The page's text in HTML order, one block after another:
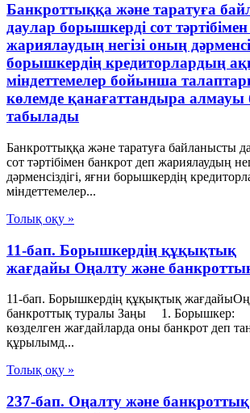
Банкроттыққа және таратуға
даулар борышкерді сот
жариялаудың негізі оның
борышкердің кредиторлардың
міндеттемелер бойынша
көлемде қанағаттандыра
табылады
Банкроттыққа және таратуға байланысты
сот тәртібімен банкрот деп жариялаудың
дәрменсіздігі, яғни борышкердің
міндеттемелер...
Толық оқу »
11-бап. Борышкердің құқықтық
жағдайы Оңалту және
11-бап. Борышкердің құқықтық
банкроттық туралы Заңы 1. Борышкер:
көзделген жағдайларда оны банкрот деп
құрылымд...
Толық оқу »
237-бап. Оңалту және банкроттық